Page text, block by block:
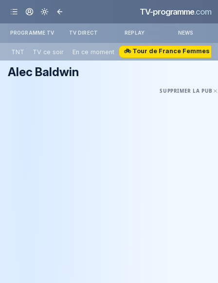
TV-programme.com
PROGRAMME TV TV DIRECT REPLAY NEWS
TNT TV ce soir En ce moment 🚲 Tour de France Femmes
Alec Baldwin
SUPPRIMER LA PUB